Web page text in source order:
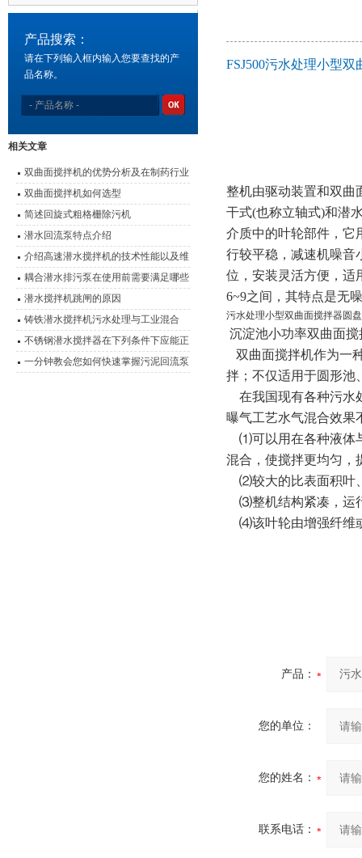
产品搜索：
请在下列输入框内输入您要查找的产
品名称。
相关文章
双曲面搅拌机的优势分析及在制药行业
中的应用
双曲面搅拌机如何选型
简述回旋式粗格栅除污机
潜水回流泵特点介绍
介绍高速潜水搅拌机的技术性能以及维
护事项
耦合潜水排污泵在使用前需要满足哪些
条件？
潜水搅拌机跳闸的原因
铸铁潜水搅拌机污水处理与工业混合
的“隐形推手”
不锈钢潜水搅拌器在下列条件下应能正
常连续运行
一分钟教会您如何快速掌握污泥回流泵
FSJ500污水处理小型
整机由驱动装置和双曲
干式(也称立轴式)和潜
介质中的叶轮部件，它
行较平稳，减速机噪音
位，安装灵活方便，适
6~9之间，其特点是无
污水处理小型双曲面搅拌器圆
沉淀池小功率双曲面搅
双曲面搅拌机作为一
拌；不仅适用于圆形池
在我国现有各种污水
曝气工艺水气混合效果
⑴可以用在各种液体
混合，使搅拌更均匀，
⑵较大的比表面积叶
⑶整机结构紧凑，运
⑷该叶轮由增强纤维
产品：
您的单位：
您的姓名：
联系电话：